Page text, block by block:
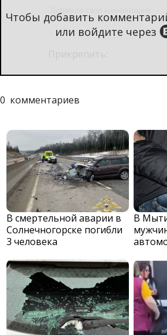
Чтобы добавить
или войдите через
0 комментариев
В смертельной аварии в
Солнечногорске погибли
3 человека
В